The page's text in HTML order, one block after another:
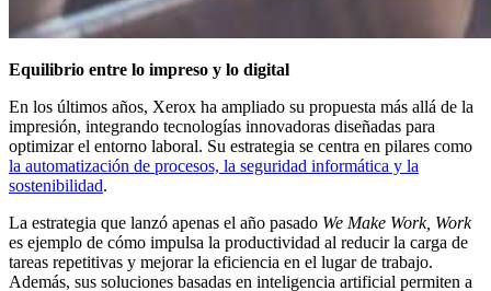
Equilibrio entre lo impreso y lo digital
En los últimos años, Xerox ha ampliado su propuesta más allá de la
impresión, integrando tecnologías innovadoras diseñadas para
optimizar el entorno laboral. Su estrategia se centra en pilares como
la automatización de procesos, la seguridad informática y la
sostenibilidad.
La estrategia que lanzó apenas el año pasado We Make Work, Work
es ejemplo de cómo impulsa la productividad al reducir la carga de
tareas repetitivas y mejorar la eficiencia en el lugar de trabajo.
Además, sus soluciones basadas en inteligencia artificial permiten a